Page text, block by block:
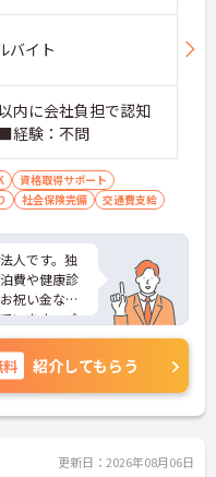
バイト
内に会社負担で認知
経験：不問
資格取得サポート
社会保険完備 交通費支給
人です。独
費や健康診
祝い金な
います。パ
実績があ
る点も大き
事で、週3日
ークライフ
たします。
るスキルア
紹介してもらう
更新日：2026年08月06日